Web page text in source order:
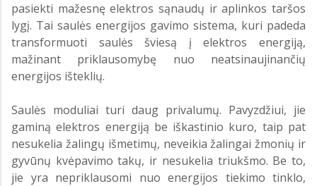
pasiekti mažesnę elektros sąnaudų ir aplinkos taršos
lygį. Tai saulės energijos gavimo sistema, kuri padeda
transformuoti saulės šviesą į elektros energiją,
mažinant priklausomybę nuo neatsinaujinančių
energijos išteklių.
Saulės moduliai turi daug privalumų. Pavyzdžiui, jie
gaminą elektros energiją be iškastinio kuro, taip pat
nesukelia žalingų išmetimų, neveikia žalingai žmonių ir
gyvūnų kvėpavimo takų, ir nesukelia triukšmo. Be to,
jie yra nepriklausomi nuo energijos tiekimo tinklo,